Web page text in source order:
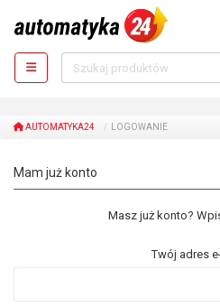
AUTOMATYKA24 LOGOWANIE
Mam już konto
Masz już konto?
Twój adres